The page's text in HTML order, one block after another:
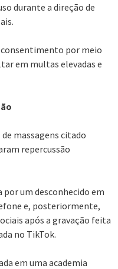
durante a direção de
por meio
em multas elevadas e
massagens citado
repercussão
um desconhecido em
e, posteriormente,
após a gravação feita
no TikTok.
em uma academia